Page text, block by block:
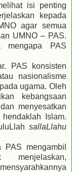
isi penting
kepada
agar semua
UMNO – PAS.
mengapa PAS
PAS konsisten
nasionalisme
ugama. Oleh
kebangsaan
menyesatkan
Islam.
sallaLlahu
mengambil